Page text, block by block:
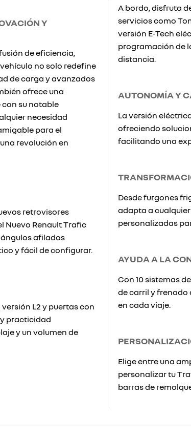
Y
de eficiencia,
no solo redefine
de carga y avanzados
ofrece una
su notable
necesidad
para el
revolución en
retrovisores
Nuevo Renault Trafic
afilados
y fácil de configurar.
L2 y puertas con
practicidad
y un volumen de
A bordo, disfruta
servicios como
versión E-Tech
programación de
distancia.
AUTONOMÍA Y
La versión
ofreciendo
facilitando una
Desde furgones
adapta a
personalizadas
AYUDA A LA
Con 10 sistemas
de carril y frenado
en cada viaje.
Elige entre una
personalizar tu
barras de